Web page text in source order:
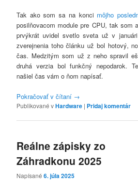
Tak ako som sa na konci môjho
posilňovacom module pre CPU, tak som
prvýkrát uvidel svetlo sveta už v
zverejnenia toho článku už bol hotový,
čas. Medzitým som už z neho spravil
druhá verzia bol funkčný nepodarok.
našiel čas vám o ňom napísať.
Pokračovať v čítaní →
Publikované vHardware | Pridaj komentár
Reálne zápisky zo
Záhradkonu 2025
Napísané6. júla 2025